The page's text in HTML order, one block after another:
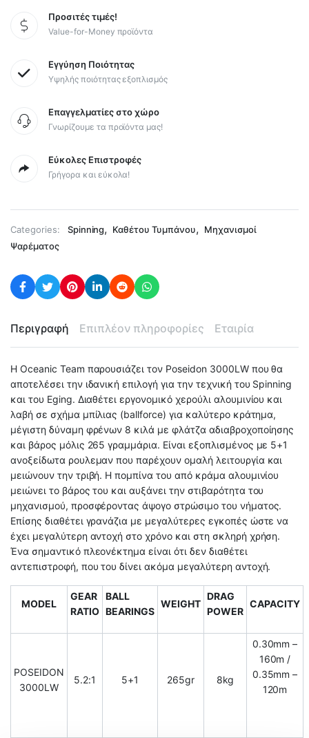
Προσιτές τιμές!
Value-for-Money προϊόντα
Εγγύηση Ποιότητας
Υψηλής ποιότητας εξοπλισμός
Επαγγελματίες στο χώρο
Γνωρίζουμε τα προϊόντα μας!
Εύκολες Επιστροφές
Γρήγορα και εύκολα!
Categories: Spinning, Καθέτου Τυμπάνου,
Μηχανισμοί
Ψαρέματος
Περιγραφή Επιπλέον πληροφορίες Εταιρία
Η Oceanic Team παρουσιάζει τον Poseidon 3000LW που θα
αποτελέσει την ιδανική επιλογή για την τεχνική του Spinning
και του Eging. Διαθέτει εργονομικό χερούλι αλουμινίου και
λαβή σε σχήμα μπίλιας (ballforce) για καλύτερο κράτημα,
μέγιστη δύναμη φρένων 8 κιλά με φλάτζα αδιαβροχοποίησης
και βάρος μόλις 265 γραμμάρια. Είναι εξοπλισμένος με 5+1
ανοξείδωτα ρουλεμαν που παρέχουν ομαλή λειτουργία και
μειώνουν την τριβή. Η πομπίνα του από κράμα αλουμινίου
μειώνει το βάρος του και αυξάνει την στιβαρότητα του
μηχανισμού, προσφέροντας άψογο στρώσιμο του νήματος.
Επίσης διαθέτει γρανάζια με μεγαλύτερες εγκοπές ώστε να
έχει μεγαλύτερη αντοχή στο χρόνο και στη σκληρή χρήση.
Ένα σημαντικό πλεονέκτημα είναι ότι δεν διαθέτει
αντεπιστροφή, που του δίνει ακόμα μεγαλύτερη αντοχή.
MODEL
GEAR
RATIO
BALL
BEARINGS
WEIGHT
DRAG
POWER
CAPACITY
POSEIDON
3000LW
5.2:1 5+1 265gr 8kg
0.30mm –
160m /
0.35mm –
120m